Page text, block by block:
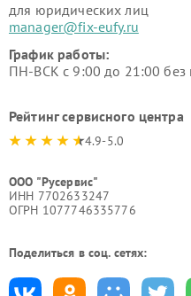
для юридических лиц
manager@fix-eufy.ru
График работы:
ПН-ВСК с 9:00 до 21:00
Рейтинг сервисного центра
4.9-5.0
ООО "Русервис"
ИНН 7702633247
ОГРН 1077746335776
Поделиться в соц. сетях: